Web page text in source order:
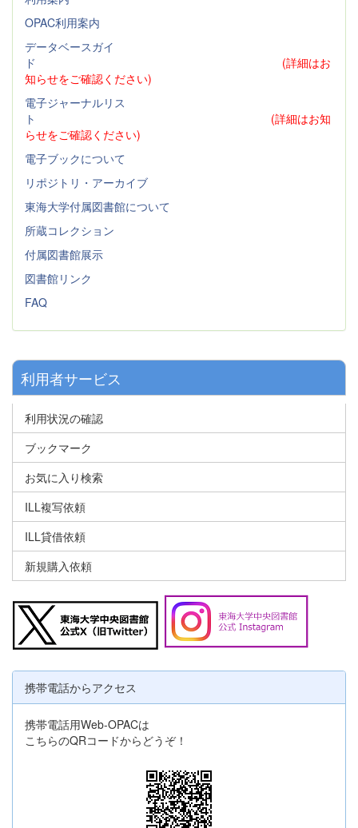
OPAC利用案内
データベースガイ
ド
(詳細はお
知らせをご確認ください)
電子ジャーナルリス
ト
(詳細はお知
らせをご確認ください)
電子ブックについて
リポジトリ・アーカイブ
東海大学付属図書館について
所蔵コレクション
付属図書館展示
図書館リンク
FAQ
利用者サービス
利用状況の確認
ブックマーク
お気に入り検索
ILL複写依頼
ILL貸借依頼
新規購入依頼
携帯電話からアクセス
携帯電話用Web-OPACは
こちらのQRコードからどうぞ！